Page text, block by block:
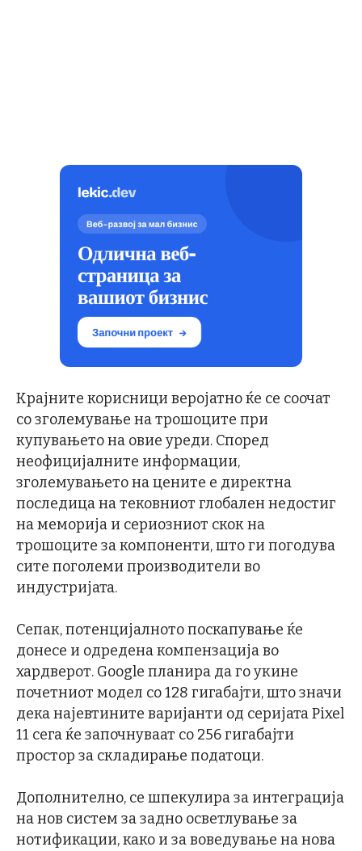
Крајните корисници веројатно ќе се соочат
со зголемување на трошоците при
купувањето на овие уреди. Според
неофицијалните информации,
зголемувањето на цените е директна
последица на тековниот глобален недостиг
на меморија и сериозниот скок на
трошоците за компоненти, што ги погодува
сите поголеми производители во
индустријата.
Сепак, потенцијалното поскапување ќе
донесе и одредена компензација во
хардверот. Google планира да го укине
почетниот модел со 128 гигабајти, што значи
дека најевтините варијанти од серијата Pixel
11 сега ќе започнуваат со 256 гигабајти
простор за складирање податоци.
Дополнително, се шпекулира за интеграција
на нов систем за задно осветлување за
нотификации, како и за воведување на нова